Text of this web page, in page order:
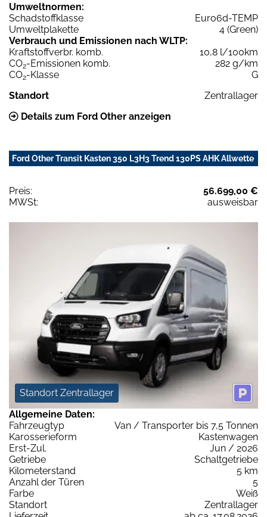
Umweltnormen:
Schadstoffklasse
Euro6d-TEMP
Umweltplakette
4 (Green)
Verbrauch und Emissionen nach WLTP:
Kraftstoffverbr. komb.
10,8 l/100km
CO2-Emissionen komb.
282 g/km
CO2-Klasse
G
Standort
Zentrallager
Details zum Ford Other anzeigen
Ford Other Transit Kasten 350 L3H3 Trend 130PS AHK Allwette
Preis:
56.699,00 €
MWSt:
ausweisbar
Standort Zentrallager
Allgemeine Daten:
Fahrzeugtyp
Van / Transporter bis 7,5 Tonnen
Karosserieform
Kastenwagen
Erst-Zul.
Jun / 2026
Getriebe
Schaltgetriebe
Kilometerstand
5 km
Anzahl der Türen
5
Farbe
Weiß
Standort
Zentrallager